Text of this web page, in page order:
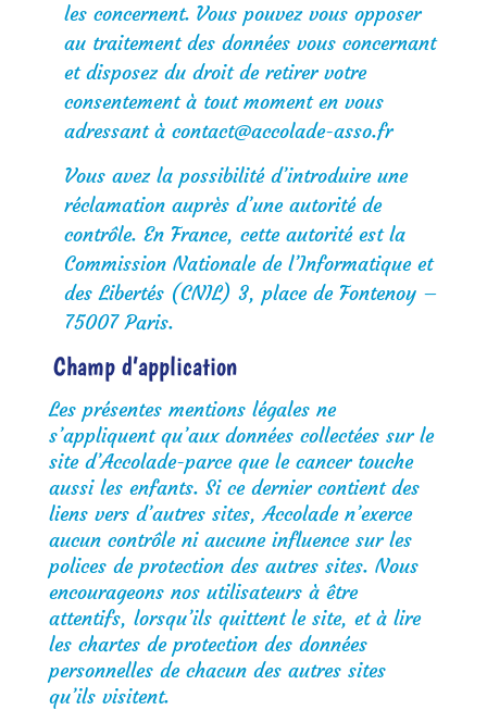
les concernent. Vous pouvez vous opposer
au traitement des données vous concernant
et disposez du droit de retirer votre
consentement à tout moment en vous
adressant à contact@accolade-asso.fr
Vous avez la possibilité d’introduire une
réclamation auprès d’une autorité de
contrôle. En France, cette autorité est la
Commission Nationale de l’Informatique et
des Libertés (CNIL) 3, place de Fontenoy –
75007 Paris.
Champ d’application
Les présentes mentions légales ne
s’appliquent qu’aux données collectées sur le
site d’Accolade-parce que le cancer touche
aussi les enfants. Si ce dernier contient des
liens vers d’autres sites, Accolade n’exerce
aucun contrôle ni aucune influence sur les
polices de protection des autres sites. Nous
encourageons nos utilisateurs à être
attentifs, lorsqu’ils quittent le site, et à lire
les chartes de protection des données
personnelles de chacun des autres sites
qu’ils visitent.